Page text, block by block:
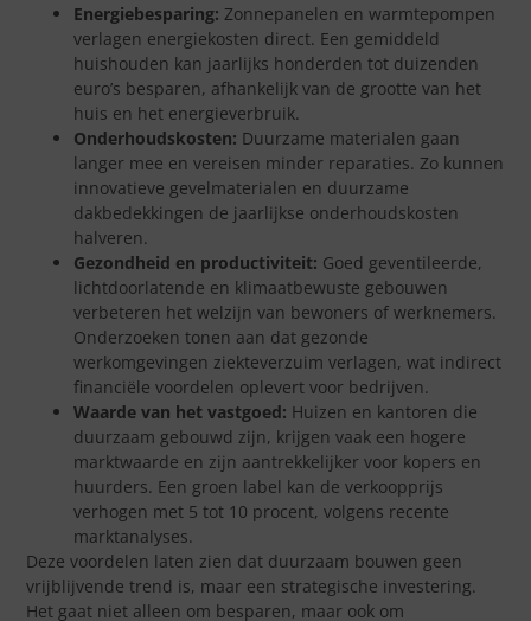
Energiebesparing: Zonnepanelen en warmtepompen
verlagen energiekosten direct. Een gemiddeld
huishouden kan jaarlijks honderden tot duizenden
euro’s besparen, afhankelijk van de grootte van het
huis en het energieverbruik.
Onderhoudskosten: Duurzame materialen gaan
langer mee en vereisen minder reparaties. Zo kunnen
innovatieve gevelmaterialen en duurzame
dakbedekkingen de jaarlijkse onderhoudskosten
halveren.
Gezondheid en productiviteit: Goed geventileerde,
lichtdoorlatende en klimaatbewuste gebouwen
verbeteren het welzijn van bewoners of werknemers.
Onderzoeken tonen aan dat gezonde
werkomgevingen ziekteverzuim verlagen, wat indirect
financiële voordelen oplevert voor bedrijven.
Waarde van het vastgoed: Huizen en kantoren die
duurzaam gebouwd zijn, krijgen vaak een hogere
marktwaarde en zijn aantrekkelijker voor kopers en
huurders. Een groen label kan de verkoopprijs
verhogen met 5 tot 10 procent, volgens recente
marktanalyses.
Deze voordelen laten zien dat duurzaam bouwen geen
vrijblijvende trend is, maar een strategische investering.
Het gaat niet alleen om besparen, maar ook om